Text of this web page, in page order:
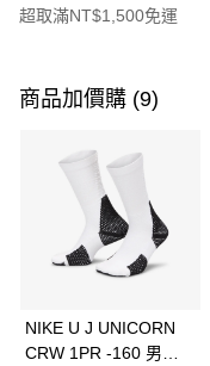
超取滿NT$1,500免運
信用卡一次付款
3 期 0 利率 每期
合作金庫商業銀行
華南商業銀行
上海商業儲蓄銀行
Apple Pay
全盈+PAY
商品加價購 (9)
NIKE U J UNICORN
CRW 1PR -160 男女